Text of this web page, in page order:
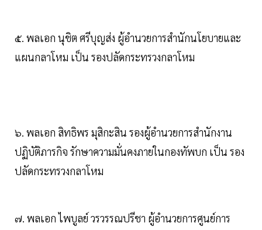
๕. พลเอก นุชิต ศรีบุญส่ง ผู้อํานวยการสํานักนโยบายและ
แผนกลาโหม เป็น รองปลัดกระทรวงกลาโหม
๖. พลเอก สิทธิพร มุสิกะสิน รองผู้อํานวยการสํานักงาน
ปฏิบัติภารกิจ รักษาความมั่นคงภายในกองทัพบก เป็น รอง
ปลัดกระทรวงกลาโหม
๗. พลเอก ไพบูลย์ วรวรรณปรีชา ผู้อํานวยการศูนย์การ